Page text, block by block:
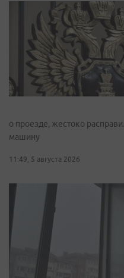
о проезде, жестоко
машину
11:49, 5 августа 2026